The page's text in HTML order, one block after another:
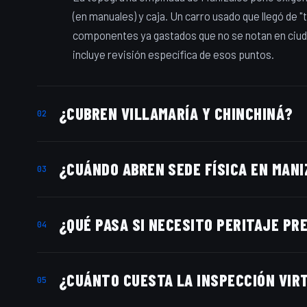
(en manuales) y caja. Un carro usado que llegó de
componentes ya gastados que no se notan en
incluye revisión específica de esos puntos.
02 ¿CUBREN VILLAMARÍA Y CHINCHINÁ?
municipios más alejados de Caldas consulta por
03 ¿CUÁNDO ABREN SEDE FÍSICA EN
quieres ser sede aliada Granautos, consulta
04 ¿QUÉ PASA SI NECESITO PERITAJE
nuestra sede aliada de Armenia o en la sede
05 ¿CUÁNTO CUESTA LA INSPECCIÓN